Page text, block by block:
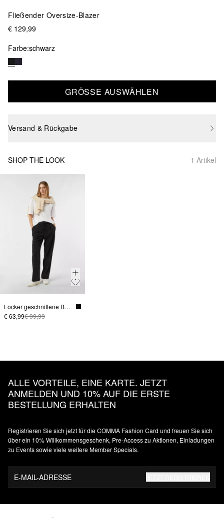
Fließender Oversize-Blazer
€ 129,99
Farbe:schwarz
GRÖSSE AUSWÄHLEN
Versand & Rückgabe
SHOP THE LOOK 1 Artikel
Locker geschnittene Bundfaltenhose
€ 63,99€ 99,99
ALLE VORTEILE, EINE KARTE. JETZT
ANMELDEN UND 10% AUF DIE ERSTE
BESTELLUNG ERHALTEN
Registrieren Sie sich jetzt für die COMMA Fashion Card und freuen Sie sich
über ein 10% Willkommensgeschenk, Pre-Access zu Aktionen, Einladungen
zu Events sowie viele weitere Member Specials.
E-MAIL-ADRESSE